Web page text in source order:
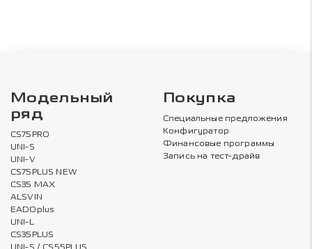
Модельный
ряд
CS75PRO
UNI-S
UNI-V
CS75PLUS NEW
CS35 MAX
ALSVIN
EADOplus
UNI-L
CS35PLUS
Покупка
Специальные предложения
Конфигуратор
Финансовые программы
Запись на тест-драйв